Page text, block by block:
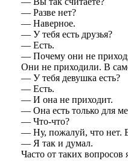
— Разве нет?
— Наверное.
— У тебя есть друзья?
— Есть.
— Почему они не
Они не приходили. В
— У тебя девушка есть?
— Есть.
— И она не приходит.
— Она есть только для
— Что-что?
— Ну, пожалуй, что нет.
— Я так и думал.
Часто от таких